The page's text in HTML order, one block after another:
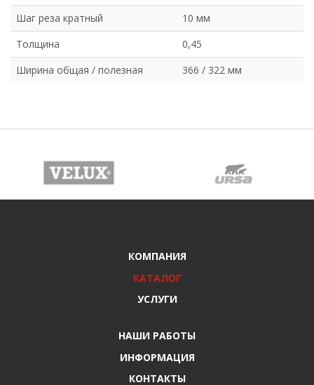
Шаг реза кратный
10 мм
Толщина
0,45
Ширина общая / полезная
366 / 322 мм
КОМПАНИЯ
КАТАЛОГ
УСЛУГИ
НАШИ РАБОТЫ
ИНФОРМАЦИЯ
КОНТАКТЫ